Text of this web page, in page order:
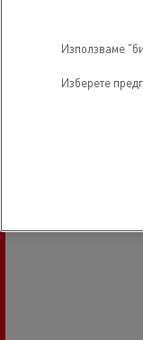
Използваме
Изберете